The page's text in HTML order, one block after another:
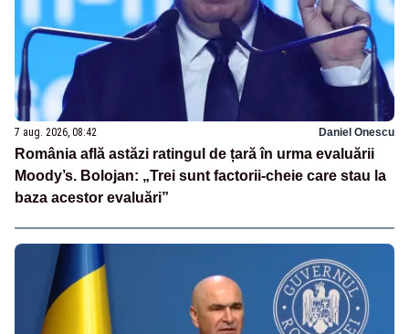
7 aug. 2026, 08:42 Daniel Onescu
România află astăzi ratingul de țară în urma evaluării
Moody’s. Bolojan: „Trei sunt factorii-cheie care stau la
baza acestor evaluări”